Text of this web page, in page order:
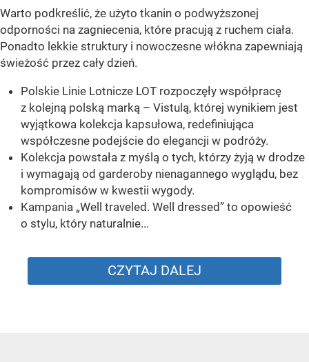
Warto podkreślić, że użyto tkanin o podwyższonej
odporności na zagniecenia, które pracują z ruchem ciała.
Ponadto lekkie struktury i nowoczesne włókna zapewniają
świeżość przez cały dzień.
Polskie Linie Lotnicze LOT rozpoczęły współpracę
z kolejną polską marką – Vistulą, której wynikiem jest
wyjątkowa kolekcja kapsułowa, redefiniująca
współczesne podejście do elegancji w podróży.
Kolekcja powstała z myślą o tych, którzy żyją w drodze
i wymagają od garderoby nienagannego wyglądu, bez
kompromisów w kwestii wygody.
Kampania „Well traveled. Well dressed” to opowieść
o stylu, który naturalnie...
CZYTAJ DALEJ